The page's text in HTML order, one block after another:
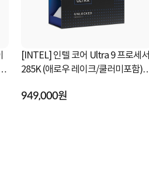
[INTEL] 인텔 코어 Ultra 9 프로세서
285K (애로우 레이크/쿨러미포함)
949,000원